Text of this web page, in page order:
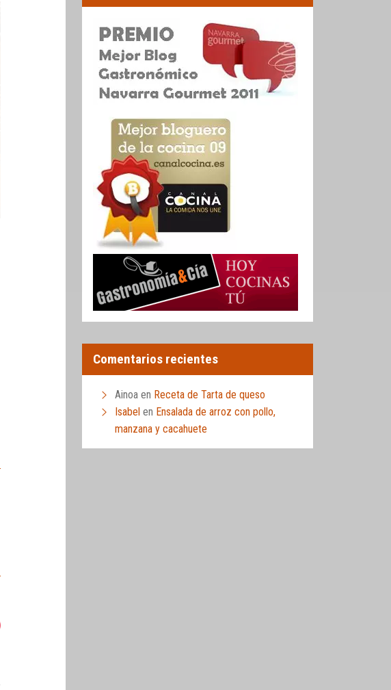
Comentarios recientes
Ainoa en Receta de Tarta de queso
Isabel en Ensalada de arroz con pollo,
manzana y cacahuete